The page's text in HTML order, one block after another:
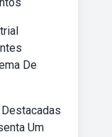
De
Um